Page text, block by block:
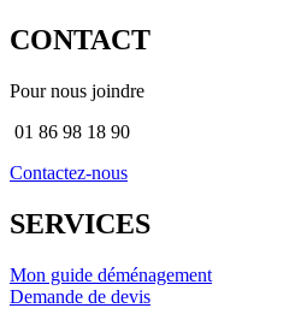
CONTACT
Pour nous joindre
01 86 98 18 90
Contactez-nous
SERVICES
Mon guide déménagement
Demande de devis